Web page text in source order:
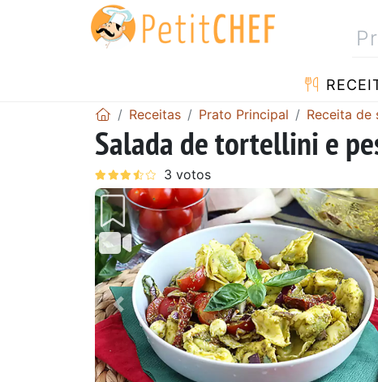
Receitas Prato Principal Receita de
Salada de tortellini e
Anterior